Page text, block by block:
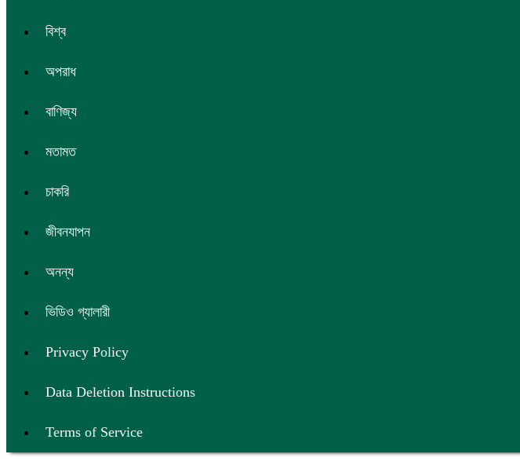
বিশ্ব
অপরাধ
বাণিজ্য
মতামত
চাকরি
জীবনযাপন
অনন্য
ভিডিও গ্যালারী
Privacy Policy
Data Deletion Instructions
Terms of Service